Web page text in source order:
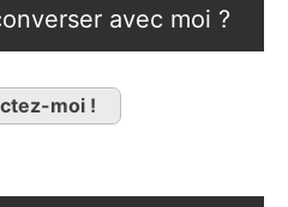
avec moi ?
moi !